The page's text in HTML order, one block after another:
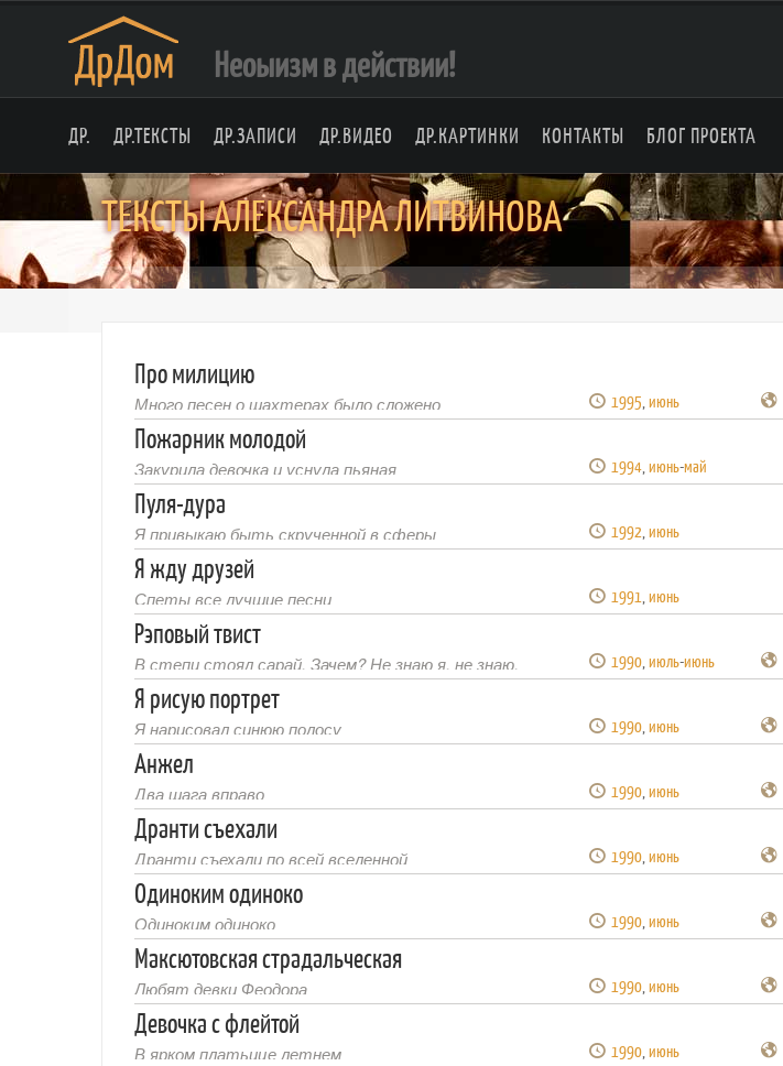
Неоыизм в действии!
ДР. ДР.ТЕКСТЫ ДР.ЗАПИСИ ДР.ВИДЕО ДР.КАРТИНКИ КОНТАКТЫ БЛОГ ПРОЕКТА
ТЕКСТЫ АЛЕКСАНДРА ЛИТВИНОВА
Про милицию
Много песен о шахтерах было сложено 1995,июнь
Пожарник молодой
Закурила девочка и уснула пьяная 1994,июнь-май
Пуля-дура
Я привыкаю быть скрученной в сферы 1992,июнь
Я жду друзей
Спеты все лучшие песни 1991,июнь
Рэповый твист
В степи стоял сарай. Зачем? Не знаю я, не знаю. 1990,июль-июнь
Я рисую портрет
Я нарисовал синюю полосу 1990,июнь
Анжел
Два шага вправо 1990,июнь
Дранти съехали
Дранти съехали по всей вселенной 1990,июнь
Одиноким одиноко
Одиноким одиноко 1990,июнь
Максютовская страдальческая
Любят девки Феодора 1990,июнь
Девочка с флейтой
В ярком платьице летнем 1990,июнь